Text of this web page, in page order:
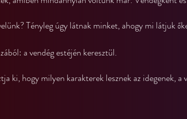
Tényleg úgy látnak minket, ahogy mi látjuk
a vendég estéjén keresztül.
ki, hogy milyen karakterek lesznek az idegenek, a